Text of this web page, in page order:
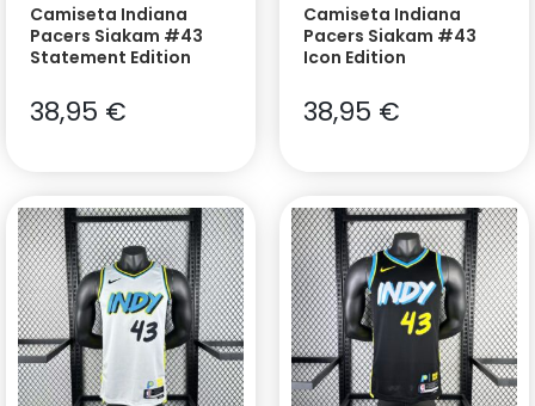
Camiseta Indiana
Pacers Siakam #43
Statement Edition
38,95 €
Camiseta Indiana
Pacers Siakam #43
Icon Edition
38,95 €